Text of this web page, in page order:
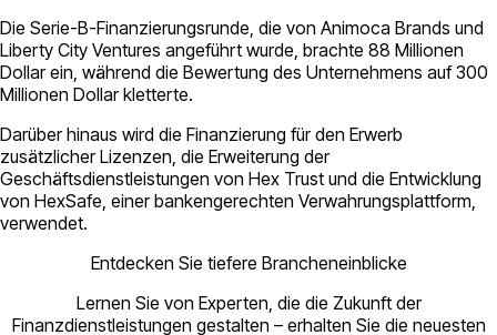
Die Serie-B-Finanzierungsrunde, die von Animoca Brands und
Liberty City Ventures angeführt wurde, brachte 88 Millionen
Dollar ein, während die Bewertung des Unternehmens auf 300
Millionen Dollar kletterte.
Darüber hinaus wird die Finanzierung für den Erwerb
zusätzlicher Lizenzen, die Erweiterung der
Geschäftsdienstleistungen von Hex Trust und die Entwicklung
von HexSafe, einer bankengerechten Verwahrungsplattform,
verwendet.
Entdecken Sie tiefere Brancheneinblicke
Lernen Sie von Experten, die die Zukunft der
Finanzdienstleistungen gestalten – erhalten Sie die neuesten